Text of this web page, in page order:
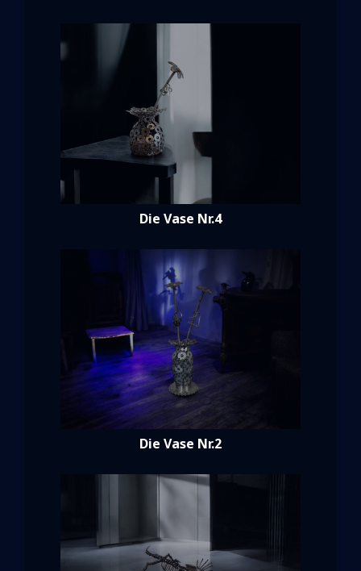
Die Vase Nr.4
Die Vase Nr.2